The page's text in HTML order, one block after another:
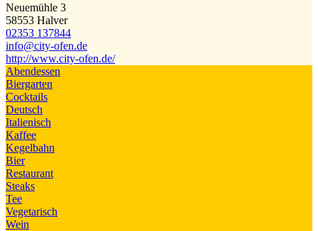
Neuemühle 3
58553 Halver
02353 137844
info@​city-ofen.de
http://www.city-ofen.de/
Abendessen
Biergarten
Cocktails
Deutsch
Italienisch
Kaffee
Kegelbahn
Bier
Restaurant
Steaks
Tee
Vegetarisch
Wein